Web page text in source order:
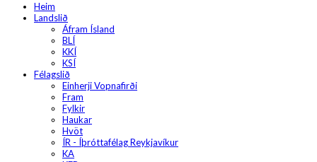
Heim
Landslið
Áfram Ísland
BLÍ
KKÍ
KSÍ
Félagslið
Einherji Vopnafirði
Fram
Fylkir
Haukar
Hvöt
ÍR - Íþróttafélag Reykjavíkur
KA